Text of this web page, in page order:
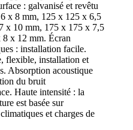
: galvanisé et revêtu
x 8 mm, 125 x 125 x 6,5
x 10 mm, 175 x 175 x 7,5
x 12 mm. Écran
: installation facile.
flexible, installation et
Absorption acoustique
du bruit
Haute intensité : la
est basée sur
et charges de